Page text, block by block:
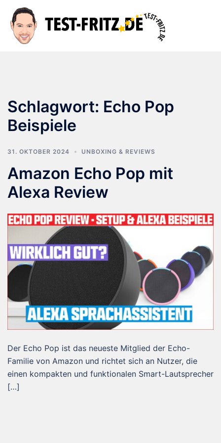
Inhalt
springen
Schlagwort: Echo Pop
Beispiele
31. OKTOBER 2024 UNBOXING & REVIEWS
Amazon Echo Pop mit
Alexa Review
Der Echo Pop ist das neueste Mitglied der Echo-
Familie von Amazon und richtet sich an Nutzer, die
einen kompakten und funktionalen Smart-Lautsprecher
[…]